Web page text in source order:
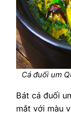
Cá đuối um
Bát cá đuối
mắt với màu